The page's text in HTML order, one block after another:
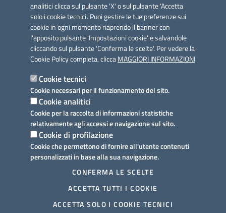
analitici clicca sul pulsante 'X' o sul pulsante 'Accetta
solo i cookie tecnici'. Puoi gestire le tue preferenze sui
cookie in ogni momento riaprendo il banner con
l'apposito pulsante 'Impostazioni cookie' e salvandole
cliccando sul pulsante 'Conferma le scelte'. Per vedere la
Cookie Policy completa, cliccaMAGGIORI INFORMAZIONI
Cookie tecnici
Cookie necessari per il funzionamento del sito.
Cookie analitici
Cookie per la raccolta di informazioni statistiche
relativamente agli accessi e navigazione sul sito.
Cookie di profilazione
Cookie che permettono di fornire all'utente contenuti
personalizzati in base alla sua navigazione.
CONFERMA LE SCELTE
ACCETTA TUTTI I COOKIE
ACCETTA SOLO I COOKIE TECNICI
Link utili
Informativa privacy
Dichiarazione di accessibilità
Note legali
Domande frequenti
Richiesta assistenza
Prenotazione appuntamento
Segnalazione disservizio
Mappa del sito